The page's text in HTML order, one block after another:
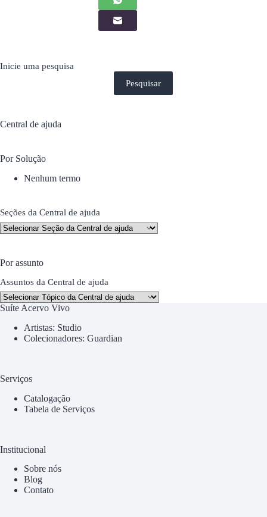
Inicie uma pesquisa
Pesquisar
Central de ajuda
Por Solução
Nenhum termo
Seções da Central de ajuda
Por assunto
Assuntos da Central de ajuda
Suíte Acervo Vivo
Artistas: Studio
Colecionadores: Guardian
Serviços
Catalogação
Tabela de Serviços
Institucional
Sobre nós
Blog
Contato